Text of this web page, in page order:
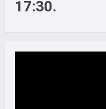
17:30.